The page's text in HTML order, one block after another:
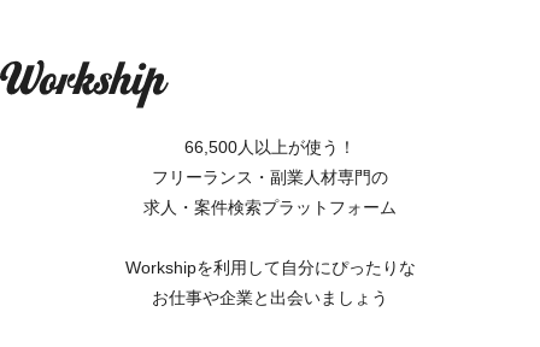
66,500人以上が使う！
フリーランス・副業人材専門の
求人・案件検索プラットフォーム
Workshipを利用して自分にぴったりな
お仕事や企業と出会いましょう